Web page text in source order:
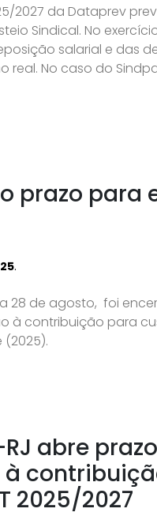
2027 da Dataprev
Sindical. No
salarial e das
real. No caso do
prazo para
.
de agosto, foi
à contribuição para
abre
2025/2027